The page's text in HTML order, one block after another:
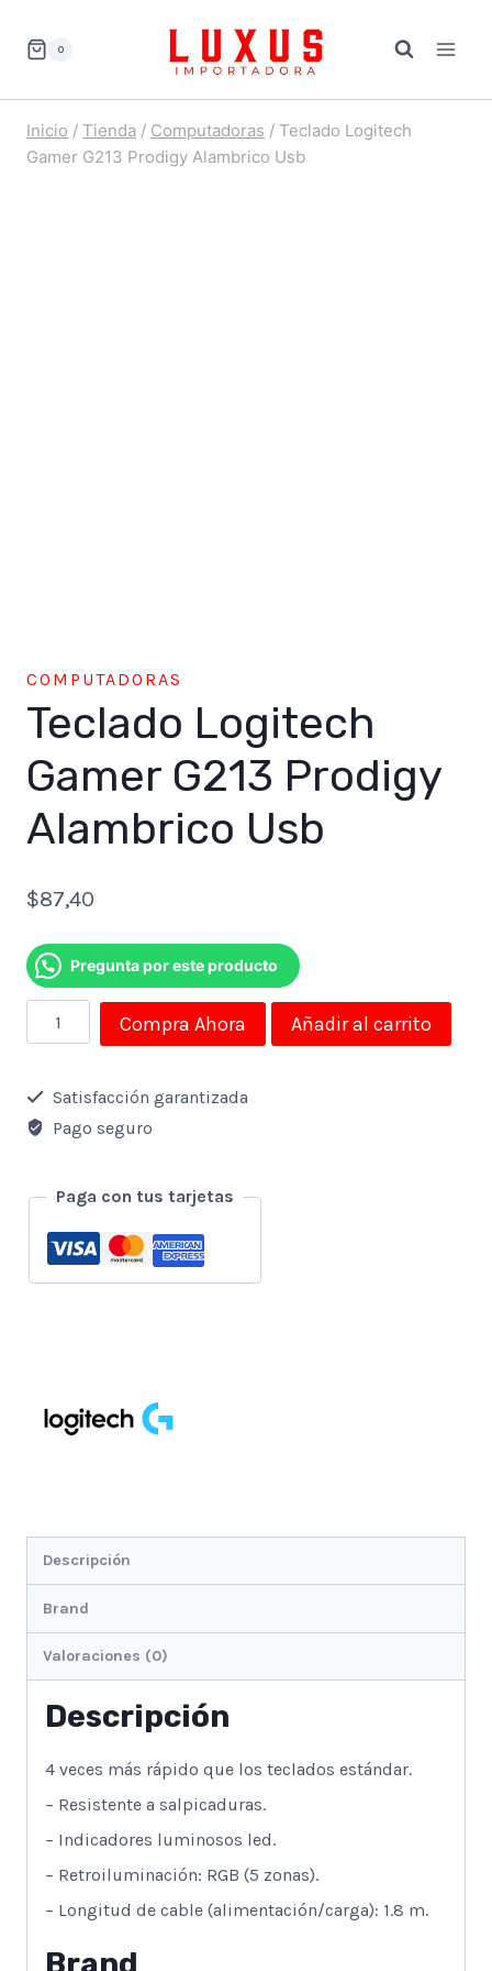
0
Inicio / Tienda / Computadoras / Teclado Logitech
Gamer G213 Prodigy Alambrico Usb
COMPUTADORAS
Teclado Logitech
Gamer G213 Prodigy
Alambrico Usb
$87,40
Pregunta por este producto
Teclado
Logitech
Gamer
G213
Alambrico
Usb
cantidad
Compra Ahora Añadir al carrito
Satisfacción garantizada
Pago seguro
Paga con tus tarjetas
Descripción
Brand
Valoraciones (0)
Descripción
4 veces más rápido que los teclados estándar.
– Resistente a salpicaduras.
– Indicadores luminosos led.
– Retroiluminación: RGB (5 zonas).
– Longitud de cable (alimentación/carga): 1.8 m.